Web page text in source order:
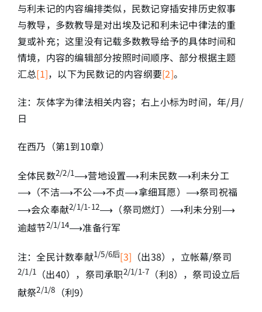
与利未记的内容编排类似，民数记穿插安排历史叙事
与教导，多数教导是对出埃及记和利未记中律法的重
复或补充；这里没有记载多数教导给予的具体时间和
情境，内容的编辑部分按照时间顺序、部分根据主题
汇总[1]，以下为民数记的内容纲要[2]。
注：灰体字为律法相关内容；右上小标为时间，年/月/
日
在西乃（第1到10章）
全体民数2/2/1⟶营地设置⟶利未民数⟶利未分工
⟶（不洁⟶不公⟶不贞⟶拿细耳愿）⟶祭司祝福
⟶会众奉献2/1/1-12⟶（祭司燃灯）⟶利未分别⟶
逾越节2/1/14⟶准备行军
注：全民计数奉献1/5/6后[3] （出38），立帐幕/祭司
2/1/1 （出40），祭司承职2/1/1-7 （利8），祭司设立后
献祭2/1/8
（利9）